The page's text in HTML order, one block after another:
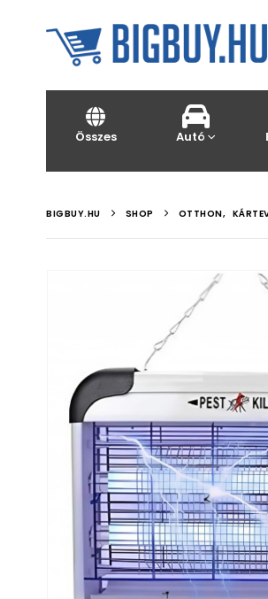
Összes Autó
BIGBUY.HU SHOP OTTHON,